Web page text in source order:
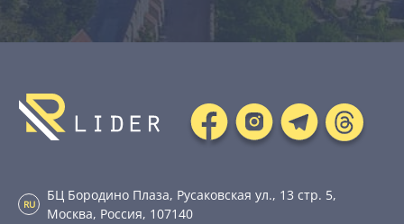
RU
БЦ Бородино Плаза, Русаковская ул., 13 стр. 5,
Москва, Россия, 107140